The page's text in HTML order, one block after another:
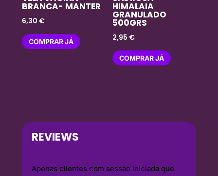
BRANCA- MANTER
6,30 €
COMPRAR JÁ
HIMALAIA
GRANULADO
500GRS
2,95 €
COMPRAR JÁ
REVIEWS
Apenas clientes com sessão iniciada que